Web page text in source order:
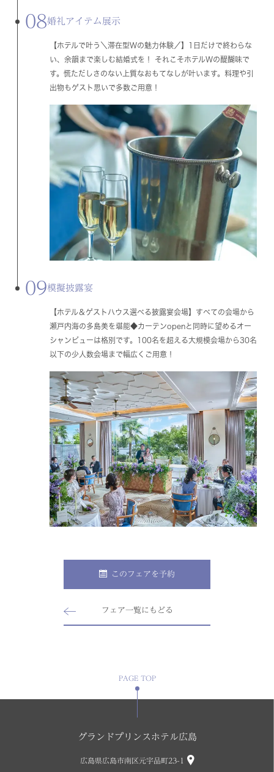
08婚礼アイテム展示
【ホテルで叶う＼滞在型Wの魅力体験／】1日だけで終わらな
い、余韻まで楽しむ結婚式を！ それこそホテルWの醍醐味で
す。慌ただしさのない上質なおもてなしが叶います。料理や引
出物もゲスト思いで多数ご用意！
09模擬披露宴
【ホテル＆ゲストハウス選べる披露宴会場】すべての会場から
瀬戸内海の多島美を堪能◆カーテンopenと同時に望めるオー
シャンビューは格別です。100名を超える大規模会場から30名
以下の少人数会場まで幅広くご用意！
このフェアを予約
フェア一覧にもどる
PAGE TOP
グランドプリンスホテル広島
広島県広島市南区元宇品町23-1